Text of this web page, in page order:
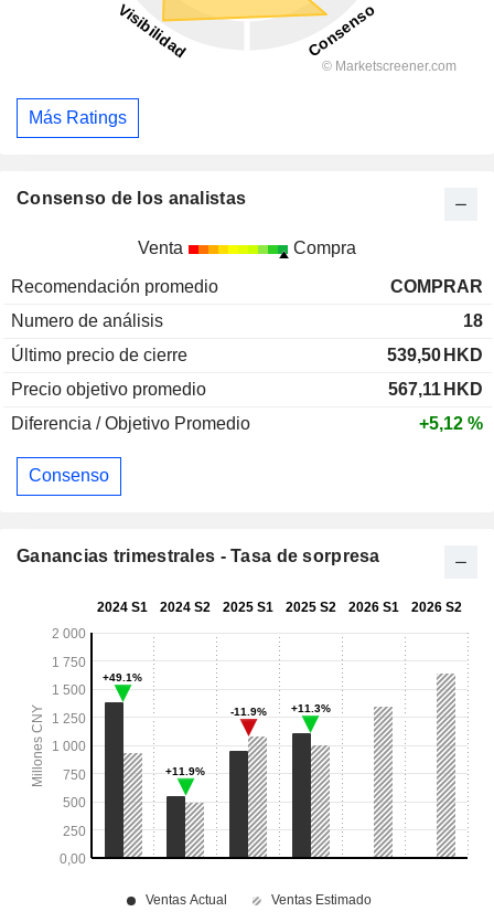
Más Ratings
Consenso de los analistas
Venta Compra
Recomendación promedio
COMPRAR
Numero de análisis
18
Último precio de cierre
539,50 HKD
Precio objetivo promedio
567,11 HKD
Diferencia / Objetivo Promedio
+5,12 %
Consenso
Ganancias trimestrales - Tasa de sorpresa